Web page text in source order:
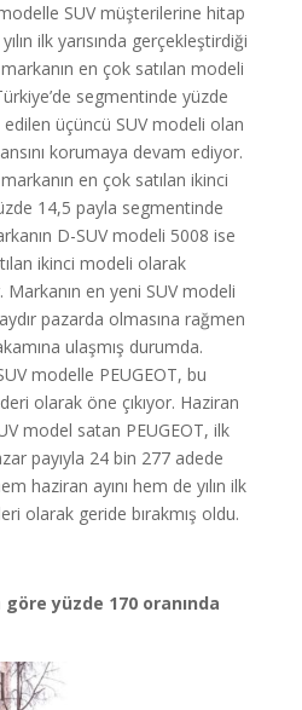
SUV müşterilerine hitap
ilk yarısında gerçekleştirdiği
en çok satılan modeli
segmentinde yüzde
üçüncü SUV modeli olan
korumaya devam ediyor.
en çok satılan ikinci
14,5 payla segmentinde
D-SUV modeli 5008 ise
ikinci modeli olarak
Markanın en yeni SUV modeli
pazarda olmasına rağmen
ulaşmış durumda.
modelle PEUGEOT, bu
olarak öne çıkıyor. Haziran
model satan PEUGEOT, ilk
payıyla 24 bin 277 adede
haziran ayını hem de yılın ilk
olarak geride bırakmış oldu.
göre yüzde 170 oranında